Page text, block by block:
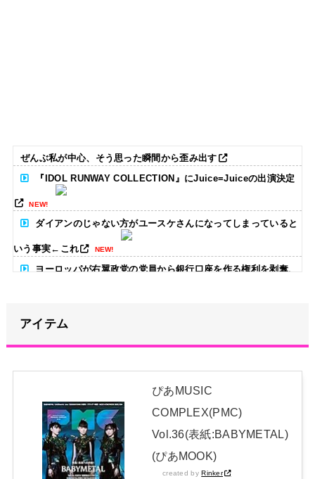
ぜんぶ私が中心、そう思った瞬間から歪み出す
『IDOL RUNWAY COLLECTION』にJuice=Juiceの出演決定
NEW!
ダイアンのじゃない方がユースケさんになってしまっていると
いう事実←これ NEW!
ヨーロッパが右翼政党の党員から銀行口座を作る権利を剥奪、
【画像】どのくノ一を快楽責めしたいｗｗｗｗｗ
【画像】どのママのお胸チュパチュパしたい？
日本独自企画・限定生産盤「METAL FORTH (DELUXE
JAPAN EDITION)」着弾
【BABYMETAL】METAL FORTH DELUXE JAPAN EDITION
アイテム
ぴあMUSIC
COMPLEX(PMC)
Vol.36(表紙:BABYMETAL)
(ぴあMOOK)
created byRinker